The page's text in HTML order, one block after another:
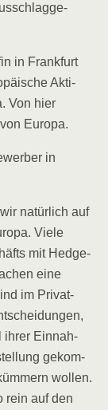
in Frank­furt
Akti­
Von hier
Europa.
in
natür­lich auf
Vie­le
mit Hedge­
eine
im Pri­vat­
ihrer Ein­nah­
gekom­
wol­len.
rein auf den